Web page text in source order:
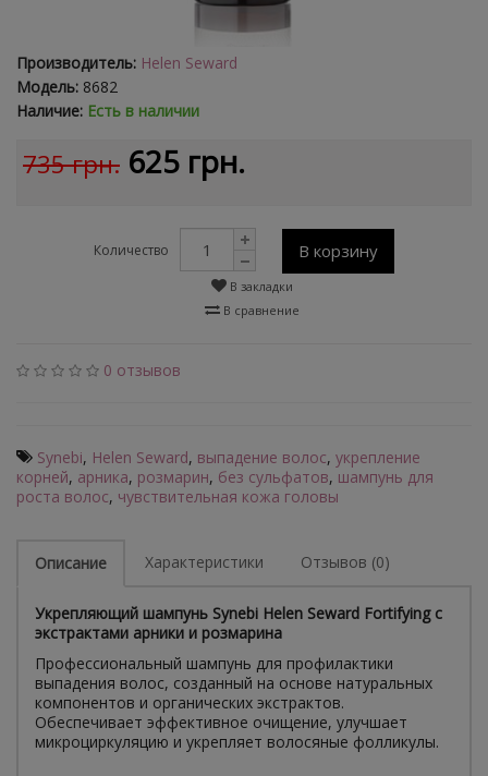
Производитель: Helen Seward
Модель: 8682
Наличие: Есть в наличии
735 грн. 625 грн.
Количество В корзину
В закладки
В сравнение
0 отзывов
Synebi, Helen Seward, выпадение волос, укрепление
корней, арника, розмарин, без сульфатов, шампунь для
роста волос, чувствительная кожа головы
Описание Характеристики Отзывов (0)
Укрепляющий шампунь Synebi Helen Seward Fortifying с
экстрактами арники и розмарина
Профессиональный шампунь для профилактики
выпадения волос, созданный на основе натуральных
компонентов и органических экстрактов.
Обеспечивает эффективное очищение, улучшает
микроциркуляцию и укрепляет волосяные фолликулы.